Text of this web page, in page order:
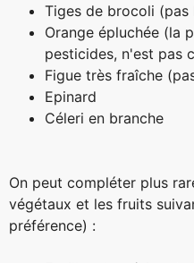
Tiges de brocoli (pas
Orange épluchée (la
pesticides, n'est pas
Figue très fraîche
Epinard
Céleri en branche
On peut compléter plus
végétaux et les fruits
préférence) :